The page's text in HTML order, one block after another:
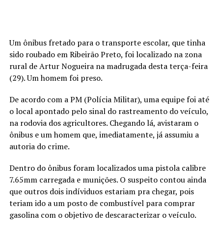
Um ônibus fretado para o transporte escolar, que tinha
sido roubado em Ribeirão Preto, foi localizado na zona
rural de Artur Nogueira na madrugada desta terça-feira
(29). Um homem foi preso.
De acordo com a PM (Polícia Militar), uma equipe foi até
o local apontado pelo sinal do rastreamento do veículo,
na rodovia dos agricultores. Chegando lá, avistaram o
ônibus e um homem que, imediatamente, já assumiu a
autoria do crime.
Dentro do ônibus foram localizados uma pistola calibre
7.65mm carregada e munições. O suspeito contou ainda
que outros dois indíviduos estariam pra chegar, pois
teriam ido a um posto de combustível para comprar
gasolina com o objetivo de descaracterizar o veículo.